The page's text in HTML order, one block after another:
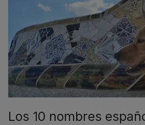
Los 10 nombres